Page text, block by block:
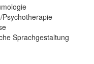
Sprachgestaltung